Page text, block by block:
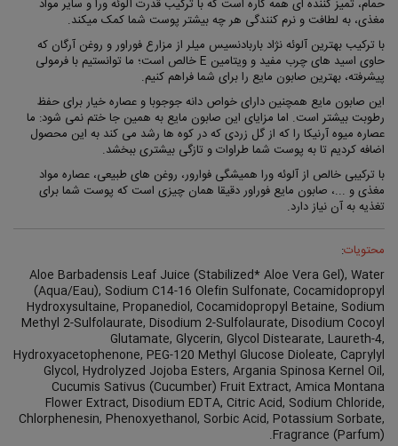
حمام، تمیز کننده ای همه کاره است که با ترکیب قدرت آلوئه ورا و سایر مواد
مغذی، به لطافت و نرم کنندگی هر چه بیشتر پوست شما کمک میکند.
با ترکیب بهترین آلوئه نژاد باربادنسیس میلر از مزارع فوراور و روغن آرگان که
حاوی اسید های چرب مفید و ویتامین E خالص است؛ ما توانستیم با فرمولی
پیشرفته، بهترین صابون مایع را برای شما فراهم کنیم.
این صابون مایع همچنین دارای خواص دانه جوجوبا و عصاره خیار برای حفظ
رطوبت بیشتر است. اما مزایای این صابون مایع به همین جا ختم نمی شود: ما
عصاره میوه آرنیکا را که از گل زردی که در کوه ها رشد می کند به این محصول
اضافه کردیم تا به پوست شما طراوات و تازگی بیشتری ببخشد.
با ترکیبی خالص از آلوئه ورا همیشگی فوارور، روغن های طبیعی، عصاره مواد
مغذی و ...، صابون مایع فوراور دقیقا همان چیزی است که پوست شما برای
تغذیه به آن نیاز دارد.
محتویات:
Aloe Barbadensis Leaf Juice (Stabilized* Aloe Vera Gel), Water
(Aqua/Eau), Sodium C14-16 Olefin Sulfonate, Cocamidopropyl
Hydroxysultaine, Propanediol, Cocamidopropyl Betaine, Sodium
Methyl 2-Sulfolaurate, Disodium 2-Sulfolaurate, Disodium Cocoyl
Glutamate, Glycerin, Glycol Distearate, Laureth-4,
Hydroxyacetophenone, PEG-120 Methyl Glucose Dioleate, Caprylyl
Glycol, Hydrolyzed Jojoba Esters, Argania Spinosa Kernel Oil,
Cucumis Sativus (Cucumber) Fruit Extract, Amica Montana
Flower Extract, Disodium EDTA, Citric Acid, Sodium Chloride,
Chlorphenesin, Phenoxyethanol, Sorbic Acid, Potassium Sorbate,
Fragrance (Parfum).